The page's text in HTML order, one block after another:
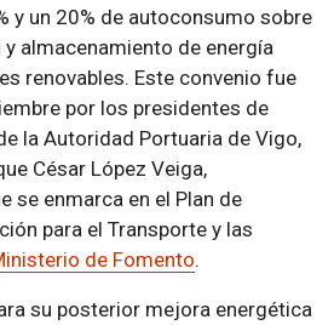
y un 20% de autoconsumo sobre
almacenamiento de energía
renovables. Este convenio fue
por los presidentes de
la Autoridad Portuaria de Vigo,
César López Veiga,
se enmarca en el Plan de
para el Transporte y las
de Fomento.
su posterior mejora energética